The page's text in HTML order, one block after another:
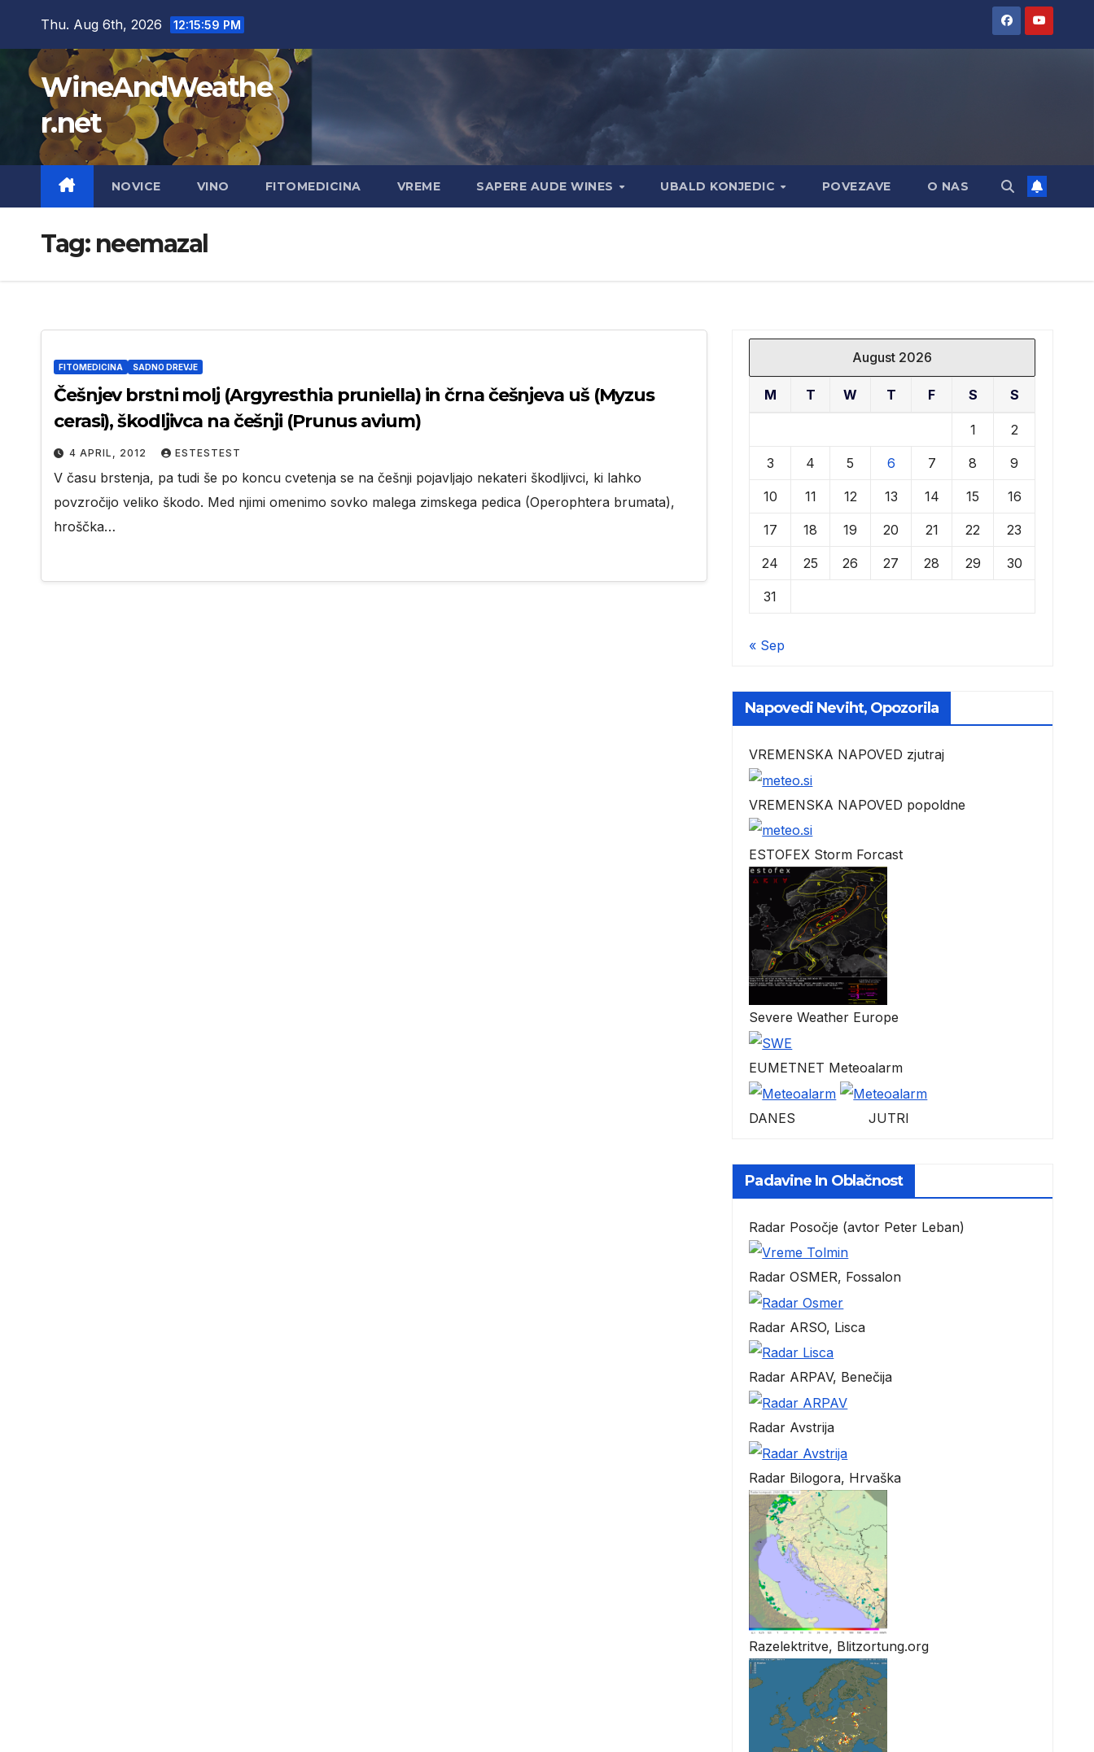
content
Thu. Aug 6th, 2026 12:16:00 PM
WineAndWeathe
r.net
NOVICE VINO FITOMEDICINA VREME SAPERE AUDE WINES UBALD KONJEDIC POVEZAVE O NAS
Tag: neemazal
FITOMEDICINA SADNO DREVJE
Češnjev brstni molj (Argyresthia pruniella) in črna češnjeva uš (Myzus
cerasi), škodljivca na češnji (Prunus avium)
4 APRIL, 2012 ESTESTEST
V času brstenja, pa tudi še po koncu cvetenja se na češnji pojavljajo nekateri škodljivci, ki lahko
povzročijo veliko škodo. Med njimi omenimo sovko malega zimskega pedica (Operophtera brumata),
hroščka…
August 2026
M T W T F S S
1 2
3 4 5 6 7 8 9
10 11 12 13 14 15 16
17 18 19 20 21 22 23
24 25 26 27 28 29 30
31
« Sep
Napovedi Neviht, Opozorila
VREMENSKA NAPOVED zjutraj
VREMENSKA NAPOVED popoldne
ESTOFEX Storm Forcast
Severe Weather Europe
EUMETNET Meteoalarm
DANES JUTRI
Padavine In Oblačnost
Radar Posočje (avtor Peter Leban)
Radar OSMER, Fossalon
Radar ARSO, Lisca
Radar ARPAV, Benečija
Radar Avstrija
Radar Bilogora, Hrvaška
Razelektritve, Blitzortung.org